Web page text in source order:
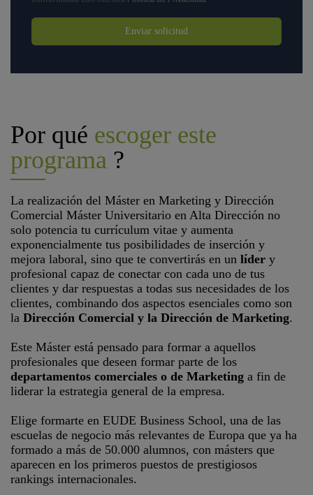
Enviar solicitud
Por qué escoger este
programa ?
La realización del Máster en Marketing y Dirección
Comercial Máster Universitario en Alta Dirección no
solo potencia tu currículum vitae y aumenta
exponencialmente tus posibilidades de inserción y
mejora laboral, sino que te convertirás en un líder y
profesional capaz de conectar con cada uno de tus
clientes y dar respuestas a todas sus necesidades de los
clientes, combinando dos aspectos esenciales como son
la Dirección Comercial y la Dirección de Marketing.
Este Máster está pensado para formar a aquellos
profesionales que deseen formar parte de los
departamentos comerciales o de Marketing a fin de
liderar la estrategia general de la empresa.
Elige formarte en EUDE Business School, una de las
escuelas de negocio más relevantes de Europa que ya ha
formado a más de 50.000 alumnos, con másters que
aparecen en los primeros puestos de prestigiosos
rankings internacionales.